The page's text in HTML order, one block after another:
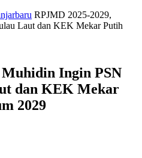
RPJMD 2025-2029,
Laut dan KEK Mekar Putih
Muhidin Ingin PSN
dan KEK Mekar
2029